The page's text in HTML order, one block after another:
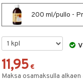
200 ml/pullo -
11,95 €
Maksa osamaksulla